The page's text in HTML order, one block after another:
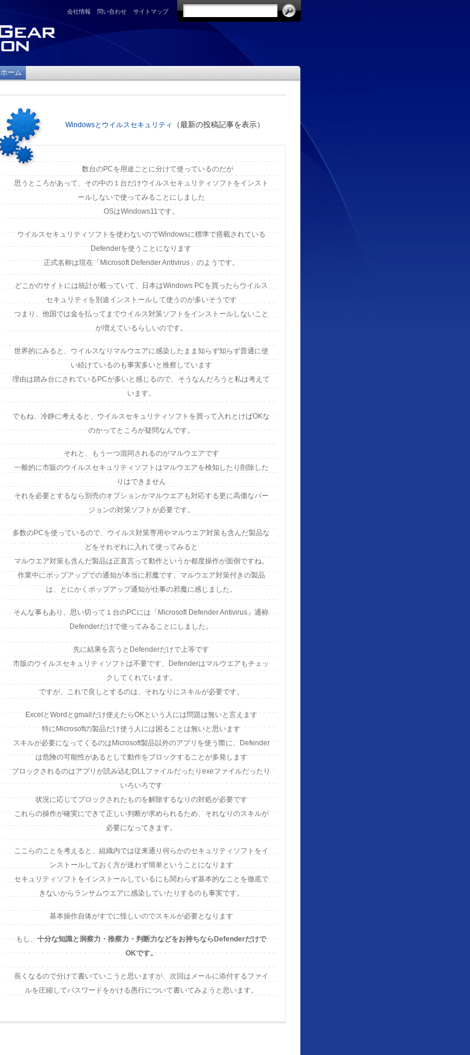
会社情報 問い合わせ サイトマップ
ホーム
Windowsとウイルスセキュリティ （最新の投稿記事を表示）
数台のPCを用途ごとに分けて使っているのだが
思うところがあって、その中の１台だけウイルスセキュリティソフトをインスト
ールしないで使ってみることにしました
OSはWindows11です。
ウイルスセキュリティソフトを使わないのでWindowsに標準で搭載されている
Defenderを使うことになります
正式名称は現在「Microsoft Defender Antivirus」のようです。
どこかのサイトには統計が載っていて、日本はWindows PCを買ったらウイルス
セキュリティを別途インストールして使うのが多いそうです
つまり、他国では金を払ってまでウイルス対策ソフトをインストールしないこと
が増えているらしいのです。
世界的にみると、ウイルスなりマルウエアに感染したまま知らず知らず普通に使
い続けているのも事実多いと推察しています
理由は踏み台にされているPCが多いと感じるので、そうなんだろうと私は考えて
います。
でもね、冷静に考えると、ウイルスセキュリティソフトを買って入れとけばOKな
のかってところが疑問なんです。
それと、もう一つ混同されるのがマルウエアです
一般的に市販のウイルスセキュリティソフトはマルウエアを検知したり削除した
りはできません
それを必要とするなら別売のオプションかマルウエアも対応する更に高価なバー
ジョンの対策ソフトが必要です。
多数のPCを使っているので、ウイルス対策専用やマルウエア対策も含んだ製品な
どをそれぞれに入れて使ってみると
マルウエア対策も含んだ製品は正直言って動作というか都度操作が面倒ですね。
作業中にポップアップでの通知が本当に邪魔です、マルウエア対策付きの製品
は、とにかくポップアップ通知が仕事の邪魔に感じました。
そんな事もあり、思い切って１台のPCには「Microsoft Defender Antivirus」通称
Defenderだけで使ってみることにしました。
先に結果を言うとDefenderだけで上等です
市販のウイルスセキュリティソフトは不要です、Defenderはマルウエアもチェッ
クしてくれています。
ですが、これで良しとするのは、それなりにスキルが必要です。
ExcelとWordとgmailだけ使えたらOKという人には問題は無いと言えます
特にMicrosoftの製品だけ使う人には困ることは無いと思います
スキルが必要になってくるのはMicrosoft製品以外のアプリを使う際に、Defender
は危険の可能性があるとして動作をブロックすることが多発します
ブロックされるのはアプリが読み込むDLLファイルだったりexeファイルだったり
いろいろです
状況に応じてブロックされたものを解除するなりの対処が必要です
これらの操作が確実にできて正しい判断が求められるため、それなりのスキルが
必要になってきます。
ここらのことを考えると、組織内では従来通り何らかのセキュリティソフトをイ
ンストールしておく方が迷わず簡単ということになります
セキュリティソフトをインストールしているにも関わらず基本的なことを徹底で
きないからランサムウエアに感染していたりするのも事実です。
基本操作自体がすでに怪しいのでスキルが必要となります
もし、 十分な知識と洞察力・推察力・判断力などをお持ちならDefenderだけで
OKです。
長くなるので分けて書いていこうと思いますが、次回はメールに添付するファイ
ルを圧縮してパスワードをかける愚行について書いてみようと思います。